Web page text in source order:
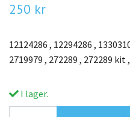
250 kr
12124286 , 12294286 ,
2719979 , 272289 , 272289 kit
I lager.